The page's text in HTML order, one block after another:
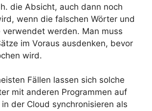
die Absicht, auch dann noch
wenn die falschen Wörter und
verwendet werden. Man muss
im Voraus ausdenken, bevor
wird.
Fällen lassen sich solche
mit anderen Programmen auf
der Cloud synchronisieren als